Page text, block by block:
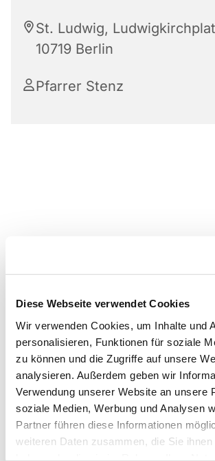
Diese Webseite verwendet Cookies
Wir verwenden Cookies, um Inhalte und
personalisieren, Funktionen für soziale
zu können und die Zugriffe auf unsere
analysieren. Außerdem geben wir
Verwendung unserer Website an unsere
soziale Medien, Werbung und Analysen
Partner führen diese Informationen
weiteren Daten zusammen, die Sie
St. Ludwig,
10719 Berlin
Pfarrer Stenz
Dies könnte Sie
interessieren